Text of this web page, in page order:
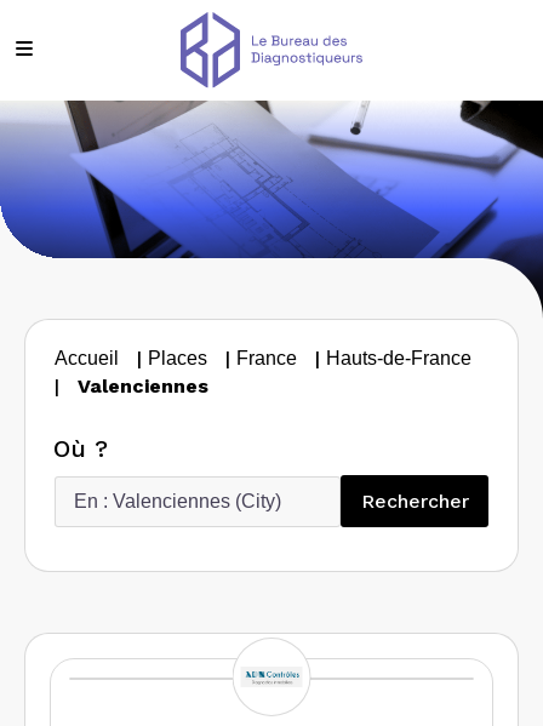
Accueil | Places | France | Hauts-de-France
| Valenciennes
Où ?
Rechercher